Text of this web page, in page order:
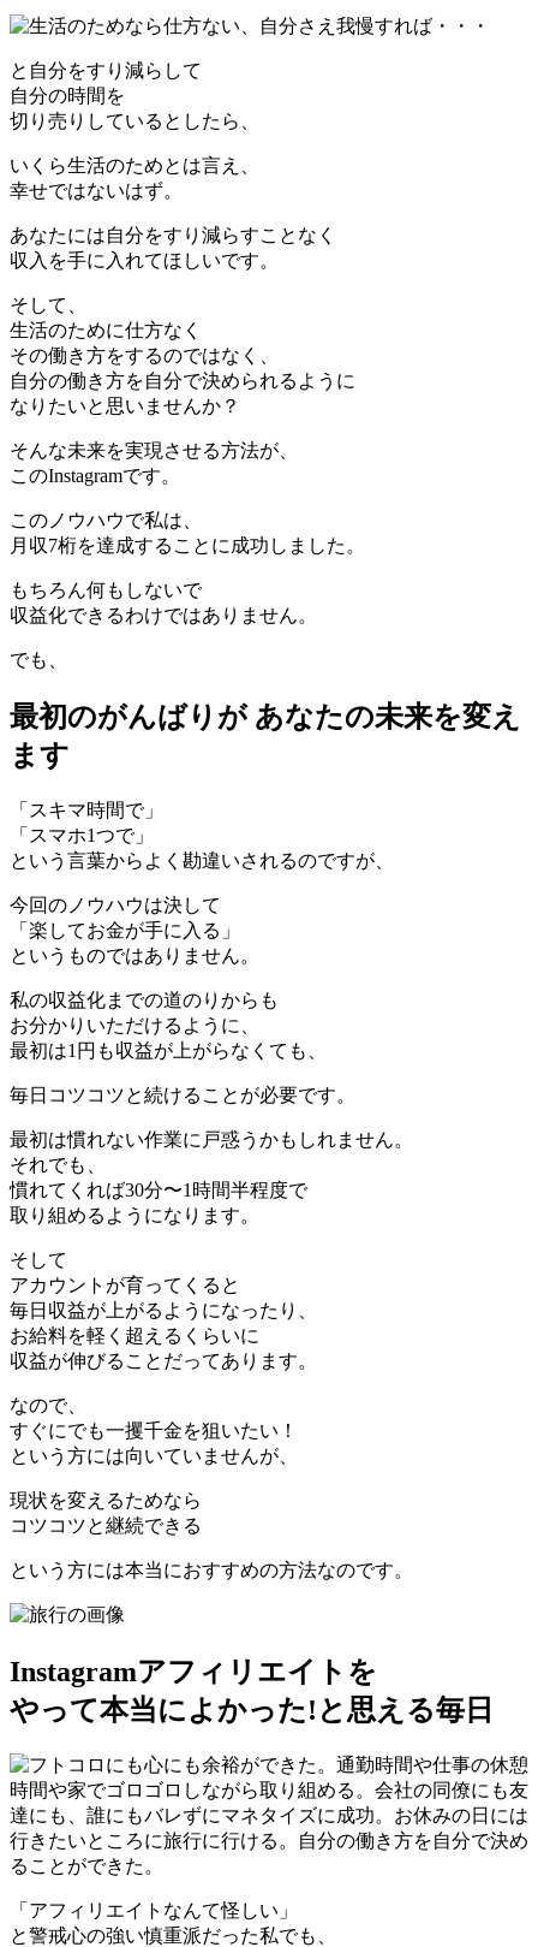
と自分をすり減らして
自分の時間を
切り売りしているとしたら、
いくら生活のためとは言え、
幸せではないはず。
あなたには自分をすり減らすことなく
収入を手に入れてほしいです。
そして、
生活のために仕方なく
その働き方をするのではなく、
自分の働き方を自分で決められるように
なりたいと思いませんか？
そんな未来を実現させる方法が、
このInstagramです。
このノウハウで私は、
月収7桁を達成することに成功しました。
もちろん何もしないで
収益化できるわけではありません。
でも、
最初のがんばりが あなたの未来を変え
ます
「スキマ時間で」
「スマホ1つで」
という言葉からよく勘違いされるのですが、
今回のノウハウは決して
「楽してお金が手に入る」
というものではありません。
私の収益化までの道のりからも
お分かりいただけるように、
最初は1円も収益が上がらなくても、
毎日コツコツと続けることが必要です。
最初は慣れない作業に戸惑うかもしれません。
それでも、
慣れてくれば30分〜1時間半程度で
取り組めるようになります。
そして
アカウントが育ってくると
毎日収益が上がるようになったり、
お給料を軽く超えるくらいに
収益が伸びることだってあります。
なので、
すぐにでも一攫千金を狙いたい！
という方には向いていませんが、
現状を変えるためなら
コツコツと継続できる
という方には本当におすすめの方法なのです。
Instagramアフィリエイトを
やって本当によかった!と思える毎日
「アフィリエイトなんて怪しい」
と警戒心の強い慎重派だった私でも、